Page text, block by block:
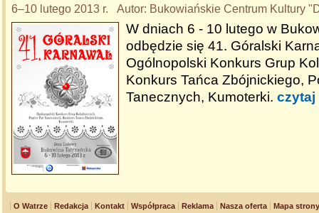
6–10 lutego 2013 r. Autor: Bukowiańskie Centrum Kultury
W dniach 6 - 10 lutego w
odbędzie się 41. Góralski
Ogólnopolski Konkurs Grup
Konkurs Tańca Zbójnickiego,
Tanecznych, Kumoterki. czytaj
O Watrze Redakcja Kontakt Współpraca Reklama Nasza oferta Mapa strony